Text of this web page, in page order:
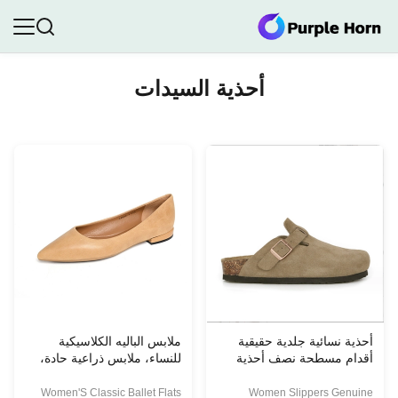
أحذية السيدات
أحذية نسائية جلدية حقيقية
أقدام مسطحة نصف أحذية
Women Slippers Genuine
ملابس الباليه الكلاسيكية
للنساء، ملابس ذراعية حادة،
Women'S Classic Ballet Flats